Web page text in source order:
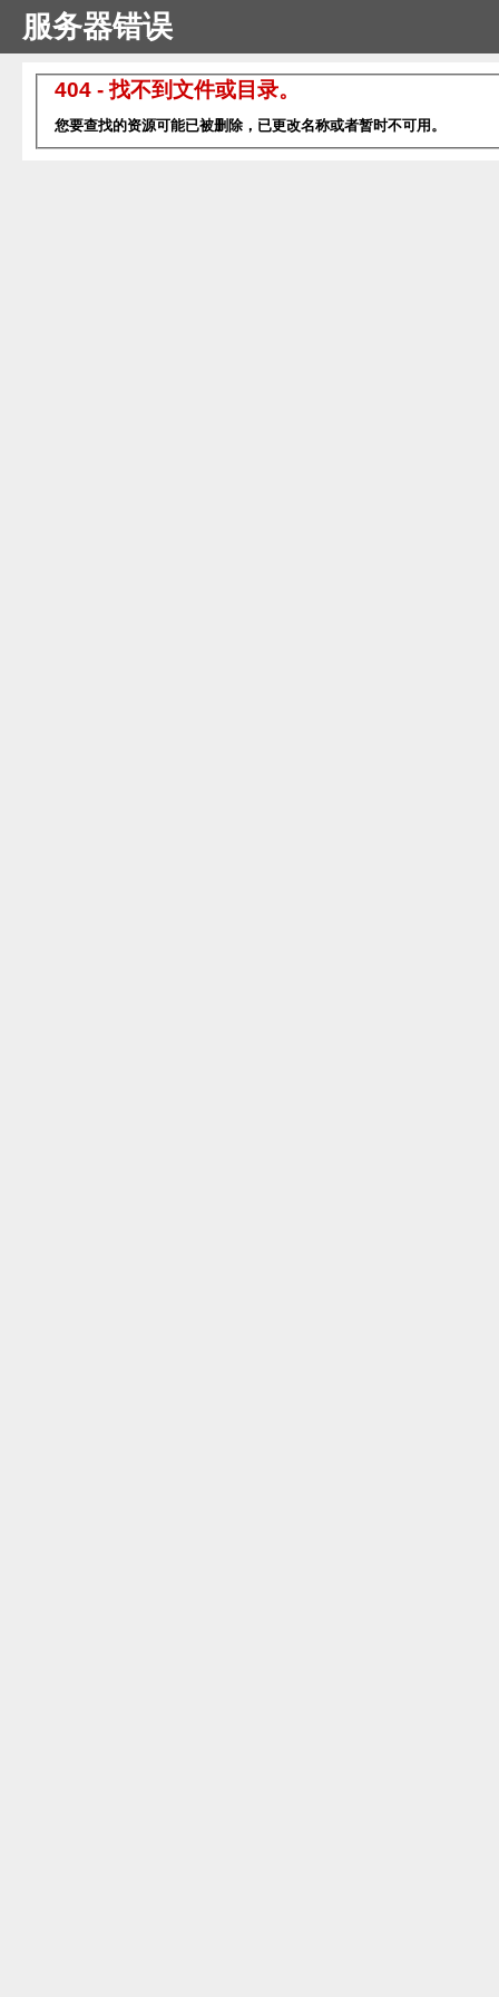
服务器错误
404 - 找不到文件或目录。
您要查找的资源可能已被删除，已更改名称或者暂时不可用。